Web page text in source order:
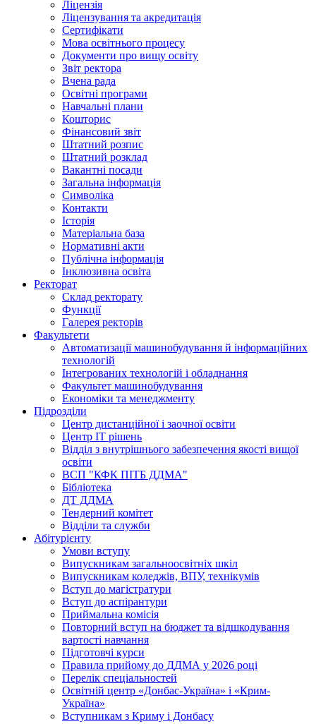
Ліцензія
Ліцензування та акредитація
Сертифікати
Мова освітнього процесу
Документи про вищу освіту
Звіт ректора
Вчена рада
Освітні програми
Навчальні плани
Кошторис
Фінансовий звіт
Штатний розпис
Штатний розклад
Вакантні посади
Загальна інформація
Символіка
Контакти
Історія
Матеріальна база
Нормативні акти
Публічна інформація
Інклюзивна освіта
Ректорат
Склад ректорату
Функції
Галерея ректорів
Факультети
Автоматизації машинобудування й інформаційних
технологій
Інтегрованих технологій і обладнання
Факультет машинобудування
Економіки та менеджменту
Підрозділи
Центр дистанційної і заочної освіти
Центр ІТ рішень
Відділ з внутрішнього забезпечення якості вищої
освіти
ВСП "КФК ПІТБ ДДМА"
Бібліотека
ДТ ДДМА
Тендерний комітет
Відділи та служби
Абітурієнту
Умови вступу
Випускникам загальноосвітніх шкіл
Випускникам коледжів, ВПУ, технікумів
Вступ до магістратури
Вступ до аспірантури
Приймальна комісія
Повторний вступ на бюджет та відшкодування
вартості навчання
Підготовчі курси
Правила прийому до ДДМА у 2026 році
Перелік спеціальностей
Освітній центр «Донбас-Україна» і «Крим-
Україна»
Вступникам з Криму і Донбасу